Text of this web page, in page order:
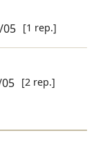
05 [1 rep.]
[2 rep.]